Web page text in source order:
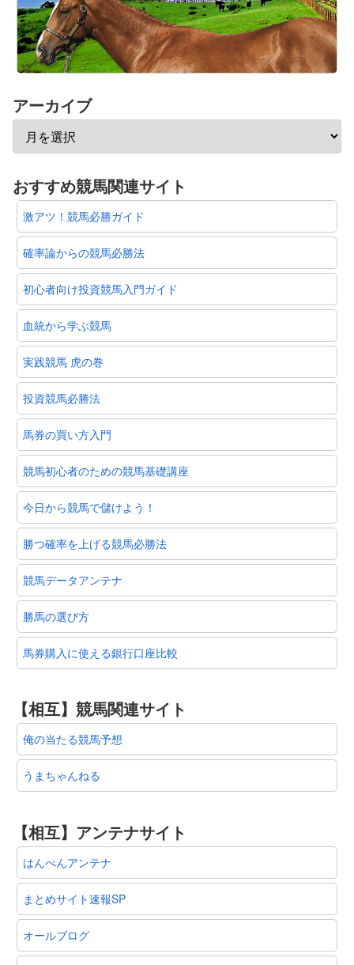
アーカイブ
おすすめ競馬関連サイト
激アツ！競馬必勝ガイド
確率論からの競馬必勝法
初心者向け投資競馬入門ガイド
血統から学ぶ競馬
実践競馬 虎の巻
投資競馬必勝法
馬券の買い方入門
競馬初心者のための競馬基礎講座
今日から競馬で儲けよう！
勝つ確率を上げる競馬必勝法
競馬データアンテナ
勝馬の選び方
馬券購入に使える銀行口座比較
【相互】競馬関連サイト
俺の当たる競馬予想
うまちゃんねる
【相互】アンテナサイト
はんぺんアンテナ
まとめサイト速報SP
オールブログ